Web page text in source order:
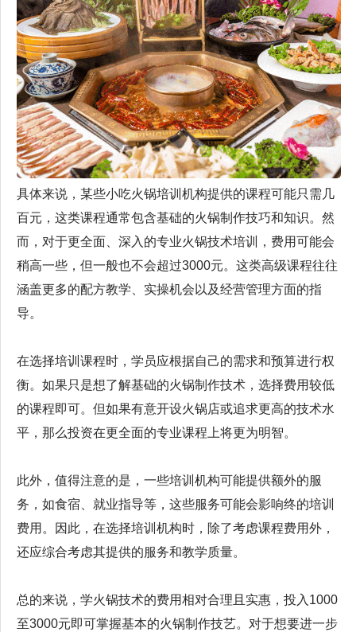
具体来说，某些小吃火锅培训机构提供的课程可能只需几
百元，这类课程通常包含基础的火锅制作技巧和知识。然
而，对于更全面、深入的专业火锅技术培训，费用可能会
稍高一些，但一般也不会超过3000元。这类高级课程往往
涵盖更多的配方教学、实操机会以及经营管理方面的指
导。
在选择培训课程时，学员应根据自己的需求和预算进行权
衡。如果只是想了解基础的火锅制作技术，选择费用较低
的课程即可。但如果有意开设火锅店或追求更高的技术水
平，那么投资在更全面的专业课程上将更为明智。
此外，值得注意的是，一些培训机构可能提供额外的服
务，如食宿、就业指导等，这些服务可能会影响终的培训
费用。因此，在选择培训机构时，除了考虑课程费用外，
还应综合考虑其提供的服务和教学质量。
总的来说，学火锅技术的费用相对合理且实惠，投入1000
至3000元即可掌握基本的火锅制作技艺。对于想要进一步